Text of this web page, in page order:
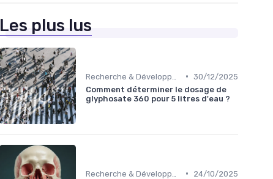
Les plus lus
• 30/12/2025
Comment déterminer le dosage de
glyphosate 360 pour 5 litres d'eau ?
•
24/10/2025